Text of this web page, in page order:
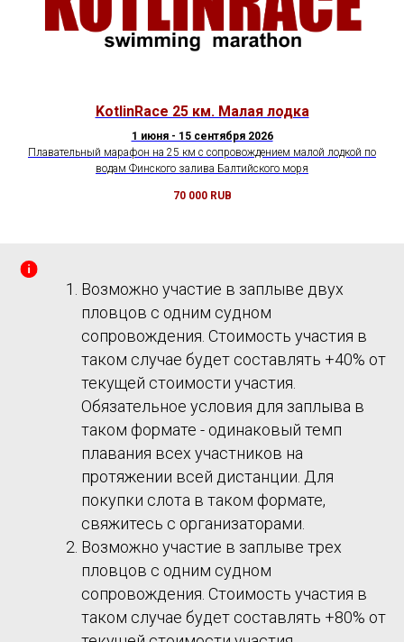
KotlinRace 25 км. Малая лодка
1 июня - 15 сентября 2026
Плавательный марафон на 25 км с сопровождением малой лодкой по
водам Финского залива Балтийского моря
70 000 RUB
Возможно участие в заплыве двух
пловцов с одним судном
сопровождения. Стоимость участия в
таком случае будет составлять +40% от
текущей стоимости участия.
Обязательное условия для заплыва в
таком формате - одинаковый темп
плавания всех участников на
протяжении всей дистанции. Для
покупки слота в таком формате,
свяжитесь с организаторами.
Возможно участие в заплыве трех
пловцов с одним судном
сопровождения. Стоимость участия в
таком случае будет составлять +80% от